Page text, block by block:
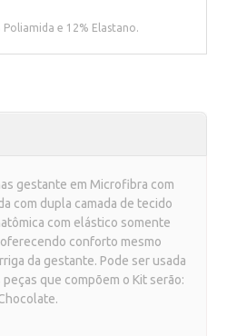
Poliamida e 12% Elastano.
gestante em Microfibra com
com dupla camada de tecido
com elástico somente
conforto mesmo
da gestante. Pode ser usada
que compõem o Kit serão: